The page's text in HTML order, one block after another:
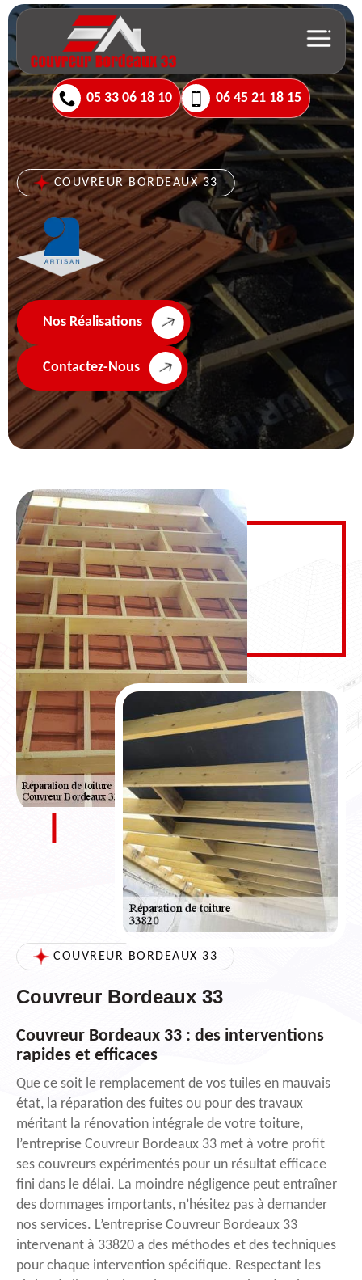
05 33 06 18 10 06 45 21 18 15
COUVREUR BORDEAUX 33
Nos Réalisations
Contactez-Nous
COUVREUR BORDEAUX 33
Couvreur Bordeaux 33
Couvreur Bordeaux 33 : des interventions
rapides et efficaces
Que ce soit le remplacement de vos tuiles en mauvais
état, la réparation des fuites ou pour des travaux
méritant la rénovation intégrale de votre toiture,
l’entreprise Couvreur Bordeaux 33 met à votre profit
ses couvreurs expérimentés pour un résultat efficace
fini dans le délai. La moindre négligence peut entraîner
des dommages importants, n’hésitez pas à demander
nos services. L’entreprise Couvreur Bordeaux 33
intervenant à 33820 a des méthodes et des techniques
pour chaque intervention spécifique. Respectant les